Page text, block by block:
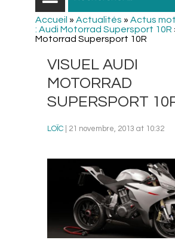
Accueil » Actualités » Actus
: Audi Motorrad Supersport 10R
Motorrad Supersport 10R
VISUEL AUDI
MOTORRAD
SUPERSPORT
LOÏC | 21 novembre, 2013 at 10:32